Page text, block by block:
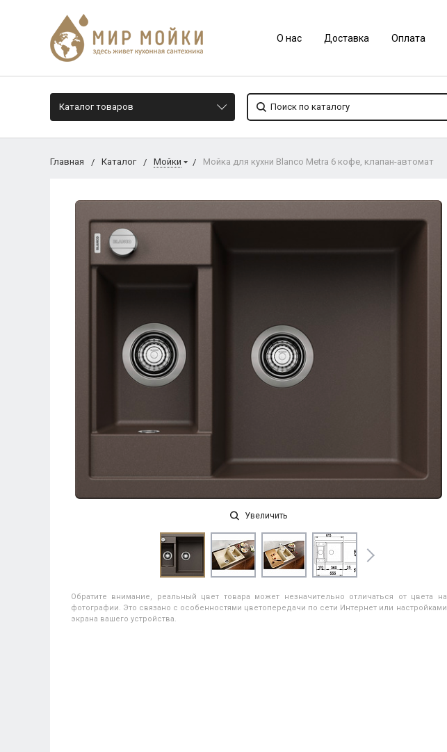
О нас Доставка Оплата
Каталог товаров
Главная Каталог Мойки Мойка для кухни Blanco Metra 6 кофе, клапан-автомат
Увеличить
Обратите внимание, реальный цвет товара может незначительно отличаться от цвета на
фотографии. Это связано с особенностями цветопередачи по сети Интернет или настройками
экрана вашего устройства.